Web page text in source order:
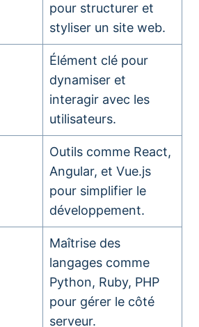
pour structurer et
styliser un site web.
Élément clé pour
dynamiser et
interagir avec les
utilisateurs.
Outils comme React,
Angular, et Vue.js
pour simplifier le
développement.
Maîtrise des
langages comme
Python, Ruby, PHP
pour gérer le côté
serveur.